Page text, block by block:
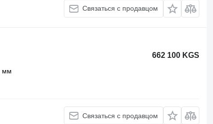
Связаться с продавцом
662 100 KGS
мм
Связаться с продавцом